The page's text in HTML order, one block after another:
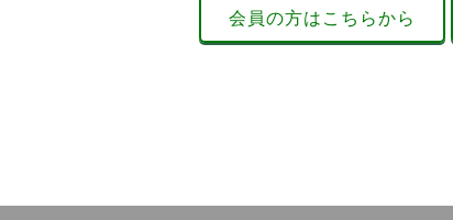
会員の方はこちらから